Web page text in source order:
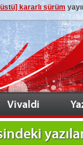
kararlı sürüm
Vivaldi